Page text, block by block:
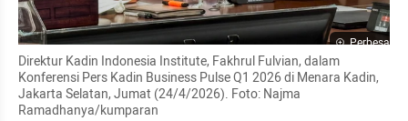
Perbesar
Direktur Kadin Indonesia Institute, Fakhrul Fulvian, dalam
Konferensi Pers Kadin Business Pulse Q1 2026 di Menara Kadin,
Jakarta Selatan, Jumat (24/4/2026). Foto: Najma
Ramadhanya/kumparan